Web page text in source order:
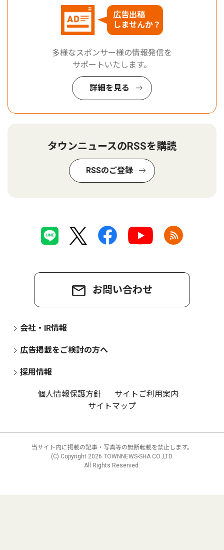
広告出稿
しませんか？
多様なスポンサー様の情報発信を
サポートいたします。
詳細を見る
タウンニュースのRSSを購読
RSSのご登録
お問い合わせ
会社・IR情報
広告掲載をご検討の方へ
採用情報
個人情報保護方針
サイトご利用案内
サイトマップ
当サイト内に掲載の記事・写真等の無断転載を禁止します。
(C) Copyright 2026 TOWNNEWS-SHA CO.,LTD.
All Rights Reserved.